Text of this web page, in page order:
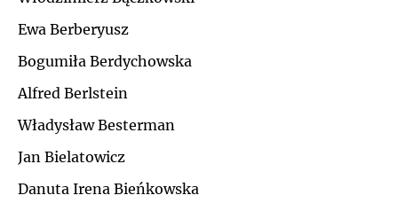
L
M
Ewa Berberyusz
Bogumiła Berdychowska
Alfred Berlstein
Władysław Besterman
Jan Bielatowicz
Danuta Irena Bieńkowska